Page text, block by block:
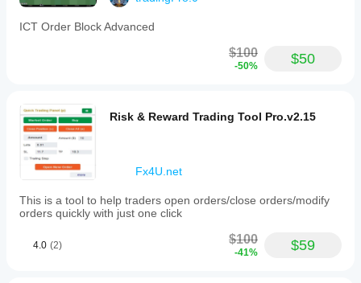
ICT Order Block Advanced
$100
-50% $50
Risk & Reward Trading Tool Pro.v2.15
Fx4U.net
This is a tool to help traders open orders/close orders/modify
orders quickly with just one click
4.0 (2) $100
-41% $59